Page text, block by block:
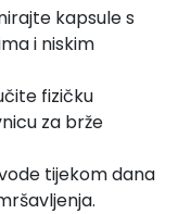
kapsule s
i niskim
fizičku
za brže
tijekom dana